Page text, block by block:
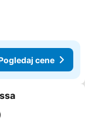
cene